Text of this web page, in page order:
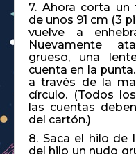
7. Ahora corta
de unos 91 cm (3
vuelve a
Nuevamente
grueso, una
cuenta en la
a través de la
círculo. (Todos
las cuentas
del cartón.)
8. Saca el hilo de
del hilo un nudo